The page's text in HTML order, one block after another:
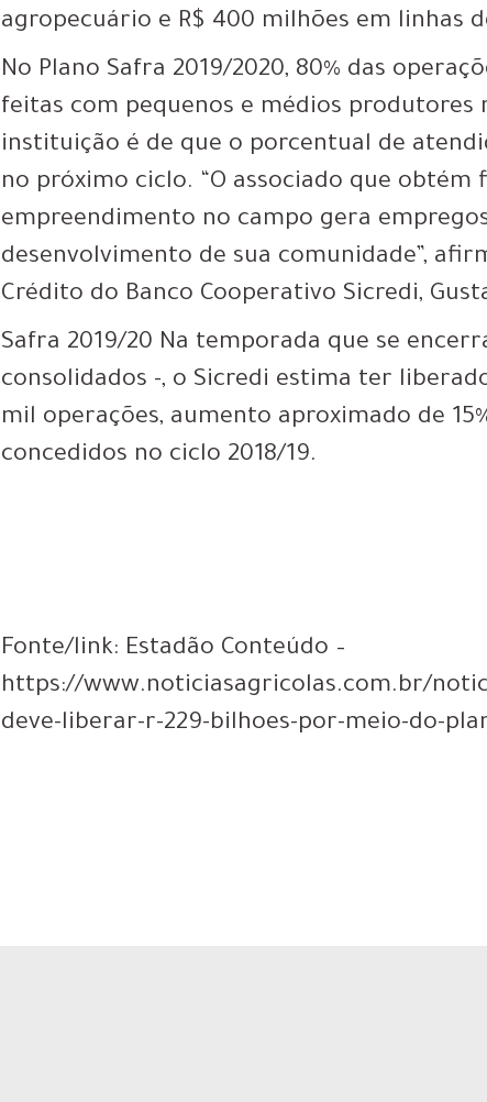
agropecuário e R$ 400 milhões em linhas
No Plano Safra 2019/2020, 80% das
feitas com pequenos e médios produtores
instituição é de que o porcentual de
no próximo ciclo. “O associado que obtém
empreendimento no campo gera
desenvolvimento de sua comunidade”,
Crédito do Banco Cooperativo Sicredi,
Safra 2019/20 Na temporada que se
consolidados -, o Sicredi estima ter
mil operações, aumento aproximado de
concedidos no ciclo 2018/19.
Fonte/link: Estadão Conteúdo –
https://www.noticiasagricolas.com.br/
deve-liberar-r-229-bilhoes-por-meio-do-